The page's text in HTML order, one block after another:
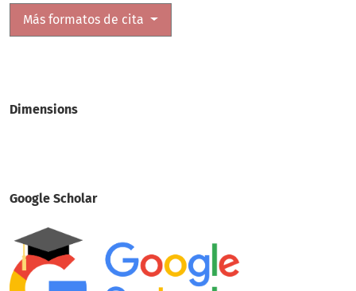
Más formatos de cita
Dimensions
Google Scholar